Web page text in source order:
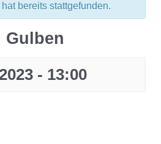
bereits stattgefunden.
Gulben
- 13:00